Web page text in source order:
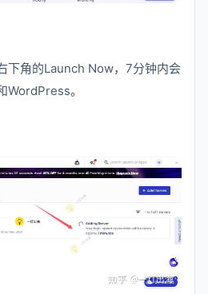
下角的Launch Now，7分钟内会
WordPress。